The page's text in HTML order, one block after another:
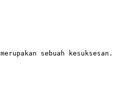
sebuah kesuksesan.